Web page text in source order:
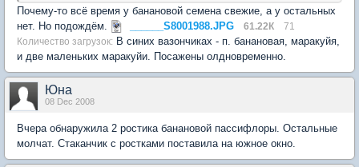
Почему-то всё время у банановой семена свежие, а у остальных
нет. Но подождём.
______S8001988.JPG 61.22К
71
Количество загрузок: В синих вазончиках - п. банановая, маракуйя,
и две маленьких маракуйи. Посажены олдновременно.
Юна
08 Dec 2008
Вчера обнаружила 2 ростика банановой пассифлоры. Остальные
молчат. Стаканчик с ростками поставила на южное окно.